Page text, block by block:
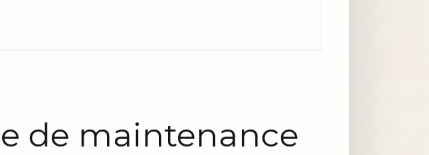
de maintenance